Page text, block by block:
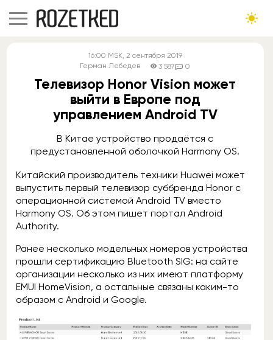
16:00 MSK, 2 сентября 2019
Герман Лебедев
3 587 0
Телевизор Honor Vision может
выйти в Европе под
управлением Android TV
В Китае устройство продаётся с
предустановленной оболочкой Harmony OS.
Китайский производитель техники Huawei может
выпустить первый телевизор суббренда Honor с
операционной системой Android TV вместо
Harmony OS. Об этом пишет портал Android
Authority.
Ранее несколько модельных номеров устройства
прошли сертификацию Bluetooth SIG: на сайте
организации несколько из них имеют платформу
EMUI HomeVision, а остальные связаны каким-то
образом с Android и Google.